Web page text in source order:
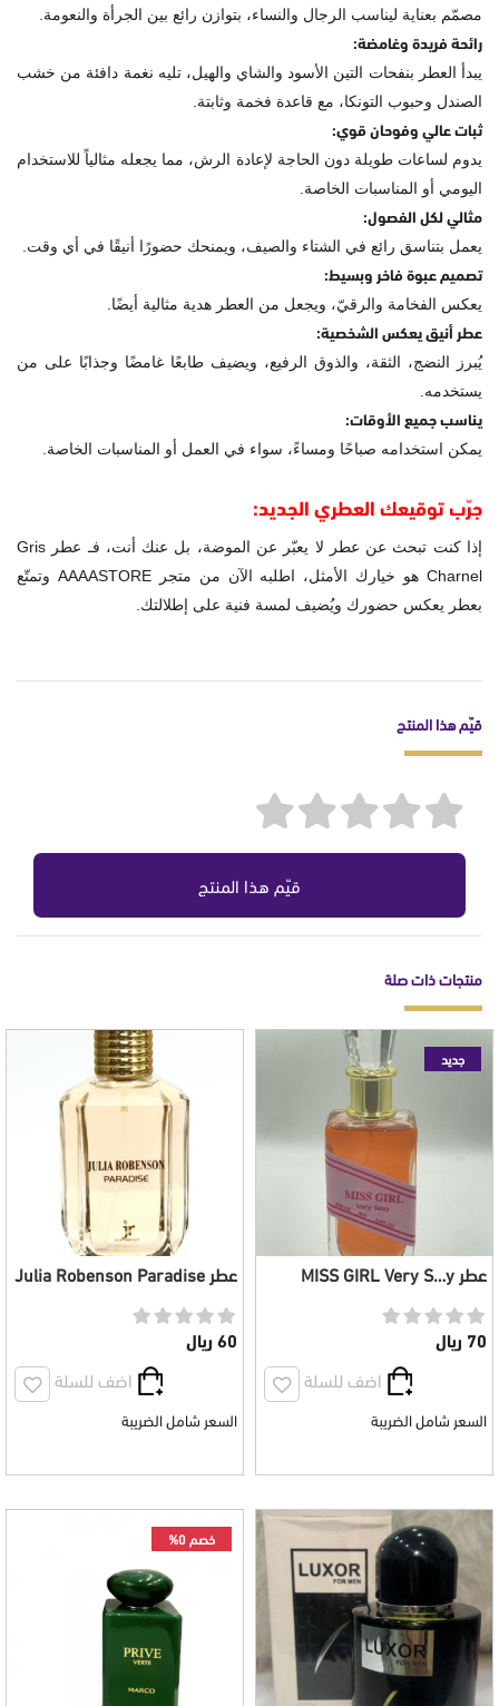
مصمّم بعناية ليناسب الرجال والنساء، بتوازن رائع بين الجرأة والنعومة.
رائحة فريدة وغامضة:
يبدأ العطر بنفحات التين الأسود والشاي والهيل، تليه نغمة دافئة من خشب
الصندل وحبوب التونكا، مع قاعدة فخمة وثابتة.
ثبات عالي وفوحان قوي:
يدوم لساعات طويلة دون الحاجة لإعادة الرش، مما يجعله مثالياً للاستخدام
اليومي أو المناسبات الخاصة.
مثالي لكل الفصول:
يعمل بتناسق رائع في الشتاء والصيف، ويمنحك حضورًا أنيقًا في أي وقت.
تصميم عبوة فاخر وبسيط:
يعكس الفخامة والرقيّ، ويجعل من العطر هدية مثالية أيضًا.
عطر أنيق يعكس الشخصية:
يُبرز النضج، الثقة، والذوق الرفيع، ويضيف طابعًا غامضًا وجذابًا على من
يستخدمه.
يناسب جميع الأوقات:
يمكن استخدامه صباحًا ومساءً، سواء في العمل أو المناسبات الخاصة.
جرّب توقيعك العطري الجديد:
إذا كنت تبحث عن عطر لا يعبّر عن الموضة، بل عنك أنت، فـ
عطر Gris
Charnel
هو خيارك الأمثل، اطلبه الآن من متجر AAAASTORE وتمتّع
بعطر يعكس حضورك ويُضيف لمسة فنية على إطلالتك.
قيّم هذا المنتج
قيّم هذا المنتج
منتجات ذات صلة
جديد
عطر MISS GIRL Very S…y
70 ريال
اضف للسلة
السعر شامل الضريبة
عطر Julia Robenson Paradise
60 ريال
اضف للسلة
السعر شامل الضريبة
خصم 0%